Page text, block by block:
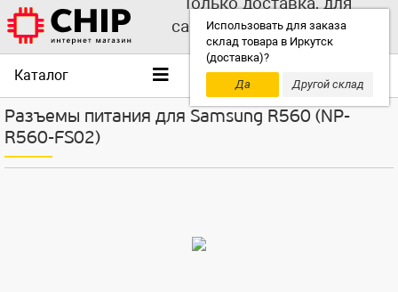
Использовать для заказа
склад товара в Иркутск
(доставка)?
Да
Другой склад
самовывоза выбирайте
другой склад!
Каталог
Разъемы питания для Samsung R560 (NP-
R560-FS02)